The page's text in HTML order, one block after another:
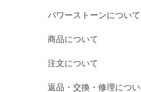
パワーストーンについて
商品について
注文について
返品・交換・修理につい